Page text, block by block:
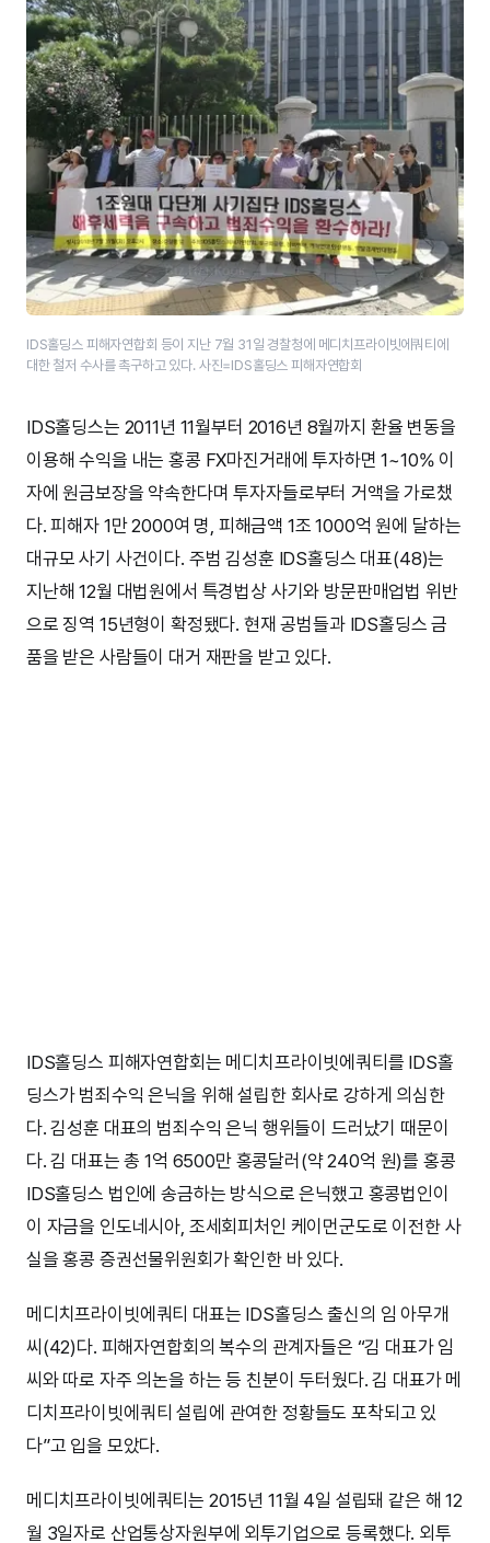
IDS홀딩스 피해자연합회 등이 지난 7월 31일 경찰청에 메디치프라이빗에쿼티에
대한 철저 수사를 촉구하고 있다. 사진=IDS홀딩스 피해자연합회
IDS홀딩스는 2011년 11월부터 2016년 8월까지 환율 변동을
이용해 수익을 내는 홍콩 FX마진거래에 투자하면 1~10% 이
자에 원금보장을 약속한다며 투자자들로부터 거액을 가로챘
다. 피해자 1만 2000여 명, 피해금액 1조 1000억 원에 달하는
대규모 사기 사건이다. 주범 김성훈 IDS홀딩스 대표(48)는
지난해 12월 대법원에서 특경법상 사기와 방문판매업법 위반
으로 징역 15년형이 확정됐다. 현재 공범들과 IDS홀딩스 금
품을 받은 사람들이 대거 재판을 받고 있다.
IDS홀딩스 피해자연합회는 메디치프라이빗에쿼티를 IDS홀
딩스가 범죄수익 은닉을 위해 설립한 회사로 강하게 의심한
다. 김성훈 대표의 범죄수익 은닉 행위들이 드러났기 때문이
다. 김 대표는 총 1억 6500만 홍콩달러(약 240억 원)를 홍콩
IDS홀딩스 법인에 송금하는 방식으로 은닉했고 홍콩법인이
이 자금을 인도네시아, 조세회피처인 케이먼군도로 이전한 사
실을 홍콩 증권선물위원회가 확인한 바 있다.
메디치프라이빗에쿼티 대표는 IDS홀딩스 출신의 임 아무개
씨(42)다. 피해자연합회의 복수의 관계자들은 “김 대표가 임
씨와 따로 자주 의논을 하는 등 친분이 두터웠다. 김 대표가 메
디치프라이빗에쿼티 설립에 관여한 정황들도 포착되고 있
다”고 입을 모았다.
메디치프라이빗에쿼티는 2015년 11월 4일 설립돼 같은 해 12
월 3일자로 산업통상자원부에 외투기업으로 등록했다. 외투